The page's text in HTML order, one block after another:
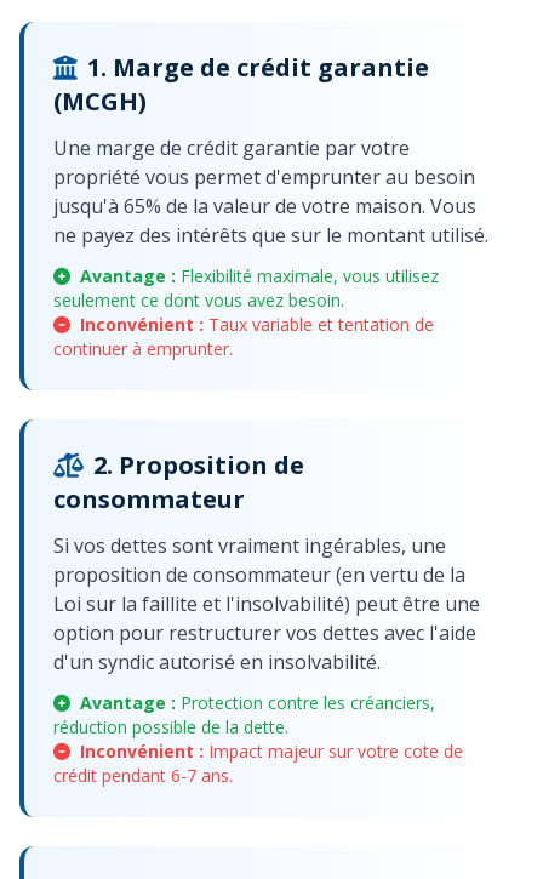
1. Marge de crédit garantie
(MCGH)
Une marge de crédit garantie par votre
propriété vous permet d'emprunter au besoin
jusqu'à 65% de la valeur de votre maison. Vous
ne payez des intérêts que sur le montant utilisé.
Avantage : Flexibilité maximale, vous utilisez
seulement ce dont vous avez besoin.
Inconvénient : Taux variable et tentation de
continuer à emprunter.
2. Proposition de
consommateur
Si vos dettes sont vraiment ingérables, une
proposition de consommateur (en vertu de la
Loi sur la faillite et l'insolvabilité) peut être une
option pour restructurer vos dettes avec l'aide
d'un syndic autorisé en insolvabilité.
Avantage : Protection contre les créanciers,
réduction possible de la dette.
Inconvénient : Impact majeur sur votre cote de
crédit pendant 6-7 ans.